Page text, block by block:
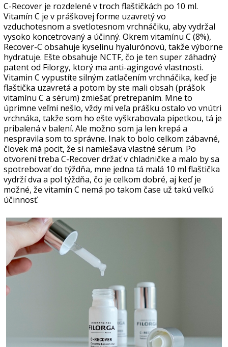
C-Recover je rozdelené v troch flaštičkách po 10 ml.
Vitamín C je v práškovej forme uzavretý vo
vzduchotesnom a svetlotesnom vrchnáčiku, aby vydržal
vysoko koncetrovaný a účinný. Okrem vitamínu C (8%),
Recover-C obsahuje kyselinu hyalurónovú, takže výborne
hydratuje. Ešte obsahuje NCTF, čo je ten super záhadný
patent od Filorgy, ktorý ma anti-agingové vlastnosti.
Vitamin C vypustíte silným zatlačením vrchnáčika, keď je
flaštička uzavretá a potom by ste mali obsah (prášok
vitamínu C a sérum) zmiešať pretrepaním. Mne to
úprimne veľmi nešlo, vždy mi veľa prášku ostalo vo vnútri
vrchnáka, takže som ho ešte vyškrabovala pipetkou, tá je
pribalená v balení. Ale možno som ja len krepá a
nespravila som to správne. Inak to bolo celkom zábavné,
človek má pocit, že si namiešava vlastné sérum. Po
otvorení treba C-Recover držať v chladničke a malo by sa
spotrebovať do týždňa, mne jedna tá malá 10 ml flaštička
vydrží dva a pol týždňa, čo je celkom dobré, aj keď je
možné, že vitamín C nemá po takom čase už takú veľkú
účinnosť.